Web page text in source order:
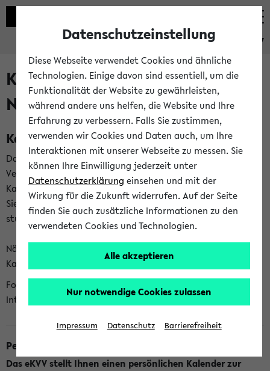
eKVV
Kalenderintegration und
Newsfeeds
Kalenderintegration
Das eKVV bietet Ihnen die Möglichkeit,
Veranstaltungstermine in eine Vielzahl von
Kalenderanwendungen einzubinden. Auf diese Weise können
Sie einen gemeinsamen Überblick über Ihre privaten und
studienbezogenen Termine erhalten.
Näheres zu Vorteilen und Funktionsweise der
Kalenderintegration können Sie auf unserer
Folgende Kalender bietet Ihnen das eKVV derzeit zur
Integration an:
Persönlicher Kalender
Das eKVV stellt Ihnen einen persönlichen Kalender zur
Datenschutzeinstellung
Diese Webseite verwendet Cookies und ähnliche
Technologien. Einige davon sind essentiell, um die
Funktionalität der Website zu gewährleisten,
während andere uns helfen, die Website und Ihre
Erfahrung zu verbessern. Falls Sie zustimmen,
verwenden wir Cookies und Daten auch, um Ihre
Interaktionen mit unserer Webseite zu messen. Sie
können Ihre Einwilligung jederzeit unter
Datenschutzerklärung einsehen und mit der
Wirkung für die Zukunft widerrufen. Auf der Seite
finden Sie auch zusätzliche Informationen zu den
verwendeten Cookies und Technologien.
Alle akzeptieren
Nur notwendige Cookies zulassen
Impressum Datenschutz Barrierefreiheit